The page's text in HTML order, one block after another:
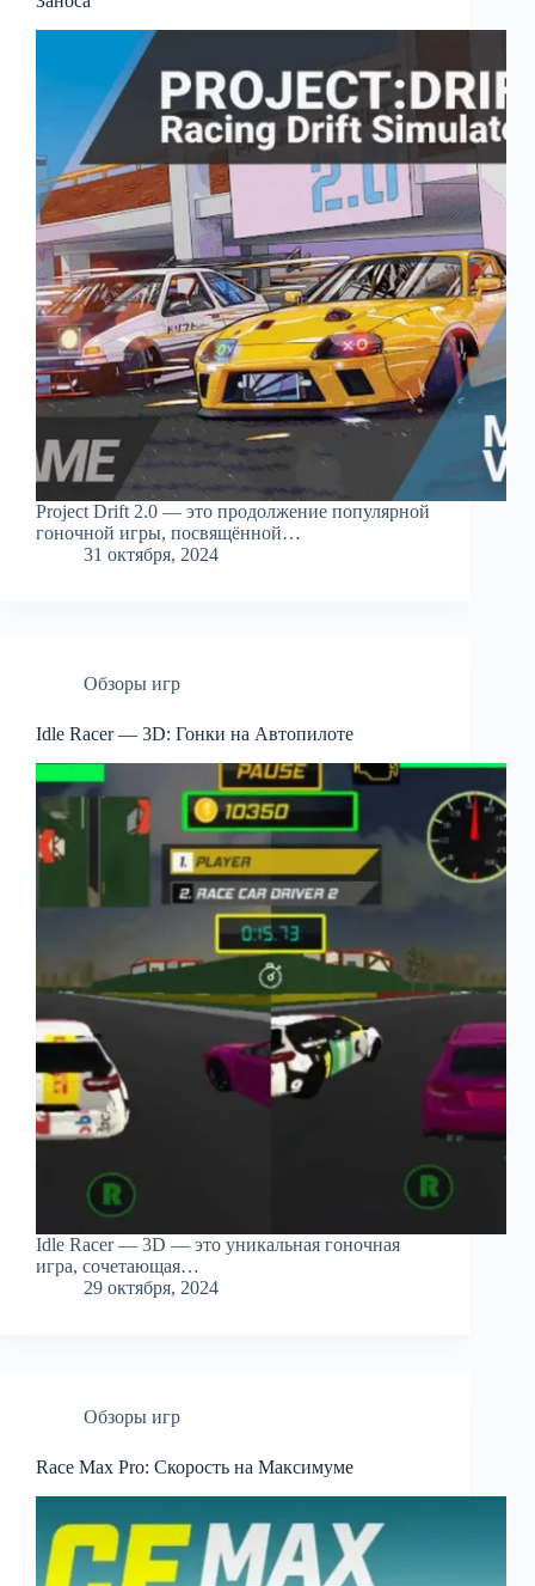
Project Drift 2.0 — это продолжение популярной
гоночной игры, посвящённой…
31 октября, 2024
Обзоры игр
Idle Racer — 3D: Гонки на Автопилоте
Idle Racer — 3D — это уникальная гоночная
игра, сочетающая…
29 октября, 2024
Обзоры игр
Race Max Pro: Скорость на Максимуме